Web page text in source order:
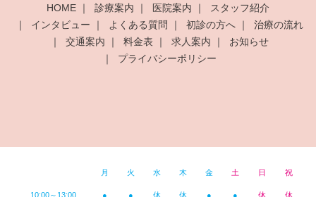
HOME 診療案内 医院案内
スタッフ紹介
インタビュー
よくある質問 初診の方へ
治療の流れ
交通案内
料金表 求人案内
お知らせ
プライバシーポリシー
月 火 水 木 金 土 日 祝
10:00～13:00 ● ● 休 休 ● ● 休 休